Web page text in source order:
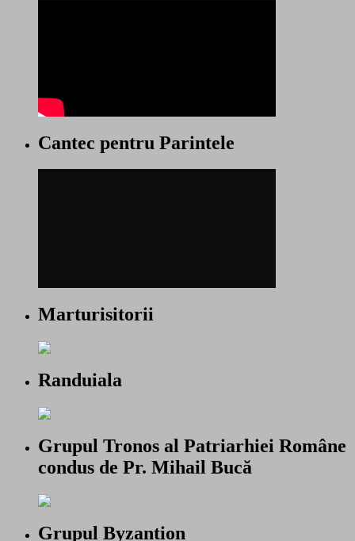
Cantec pentru Parintele
Marturisitorii
Randuiala
Grupul Tronos al Patriarhiei Române
condus de Pr. Mihail Bucă
Grupul Byzantion